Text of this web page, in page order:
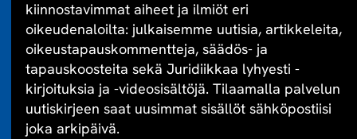
kiinnostavimmat aiheet ja ilmiöt eri
oikeudenaloilta: julkaisemme uutisia, artikkeleita,
oikeustapauskommentteja, säädös- ja
tapauskoosteita sekä Juridiikkaa lyhyesti -
kirjoituksia ja -videosisältöjä. Tilaamalla palvelun
uutiskirjeen saat uusimmat sisällöt sähköpostiisi
joka arkipäivä.